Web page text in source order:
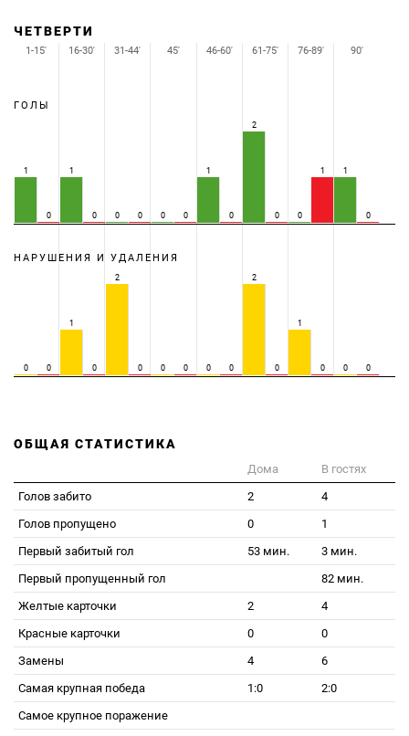
ЧЕТВЕРТИ
ГОЛЫ
1
0
1
0 0 0 0 0
1
0
2
0 0
1 1
0
НАРУШЕНИЯ И УДАЛЕНИЯ
0 0
1
0
2
0 0 0 0 0
2
0
1
0 0 0
1-15' 16-30' 31-44' 45' 46-60' 61-75' 76-89' 90'
ОБЩАЯ СТАТИСТИКА
Дома
В гостях
Голов забито
2
4
Голов пропущено
0
1
Первый забитый гол
53 мин.
3 мин.
Первый пропущенный гол
82 мин.
Желтые карточки
2
4
Красные карточки
0
0
Замены
4
6
Самая крупная победа
1:0
2:0
Самое крупное поражение